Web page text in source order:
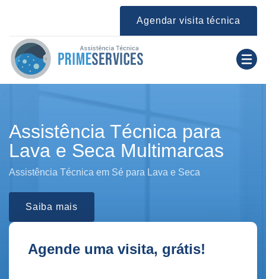
Agendar visita técnica
Assistência Técnica para
Lava e Seca Multimarcas
Assistência Técnica em Sé para Lava e Seca
Saiba mais
Agende uma visita, grátis!